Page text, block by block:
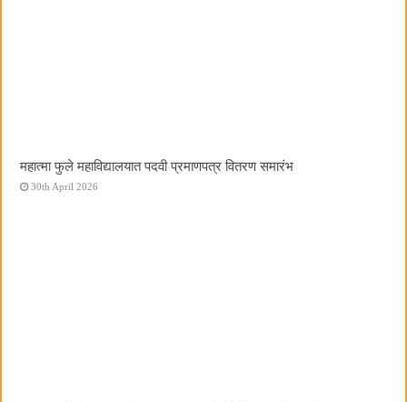
महात्मा फुले महाविद्यालयात पदवी प्रमाणपत्र वितरण समारंभ
30th April 2026